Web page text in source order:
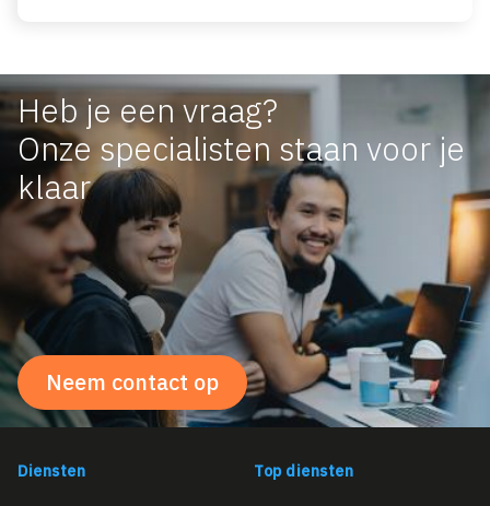
Heb je een vraag?
Onze specialisten staan voor je
klaar
Neem contact op
Diensten Top diensten